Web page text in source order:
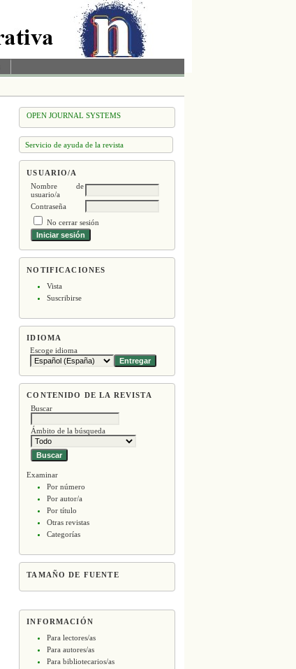
OPEN JOURNAL SYSTEMS
Servicio de ayuda de la revista
USUARIO/A
Nombre de
usuario/a
Contraseña
No cerrar sesión
NOTIFICACIONES
Vista
Suscribirse
IDIOMA
Escoge idioma
CONTENIDO DE LA REVISTA
Buscar
Ámbito de la búsqueda
Examinar
Por número
Por autor/a
Por título
Otras revistas
Categorías
TAMAÑO DE FUENTE
INFORMACIÓN
Para lectores/as
Para autores/as
Para bibliotecarios/as